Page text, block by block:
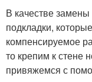
В качестве
подкладки,
компенсируемое
то крепим к стене
привяжемся с